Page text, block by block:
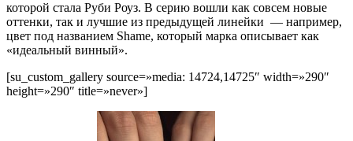
которой стала Руби Роуз. В серию вошли как совсем новые
оттенки, так и лучшие из предыдущей линейки — например,
цвет под названием Shame, который марка описывает как
«идеальный винный».
[su_custom_gallery source=»media: 14724,14725″ width=»290″
height=»290″ title=»never»]